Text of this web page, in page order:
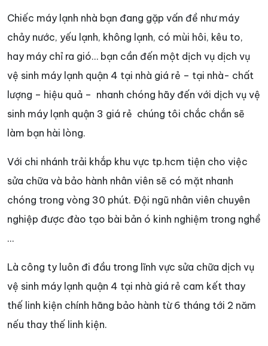
Chiếc máy lạnh nhà bạn đang gặp vấn đề như máy
chảy nước, yếu lạnh, không lạnh, có mùi hôi, kêu to,
hay máy chỉ ra gió… bạn cần đến một dịch vụ dịch vụ
vệ sinh máy lạnh quận 4 tại nhà giá rẻ – tại nhà- chất
lượng – hiệu quả – nhanh chóng hãy đến với dịch vụ vệ
sinh máy lạnh quận 3 giá rẻ chúng tôi chắc chắn sẽ
làm bạn hài lòng.
Với chi nhánh trải khắp khu vực tp.hcm tiện cho việc
sửa chữa và bảo hành nhân viên sẽ có mặt nhanh
chóng trong vòng 30 phút. Đội ngũ nhân viên chuyên
nghiệp được đào tạo bài bản ó kinh nghiệm trong nghề
…
Là công ty luôn đi đầu trong lĩnh vực sửa chữa dịch vụ
vệ sinh máy lạnh quận 4 tại nhà giá rẻ cam kết thay
thế linh kiện chính hãng bảo hành từ 6 tháng tới 2 năm
nếu thay thế linh kiện.